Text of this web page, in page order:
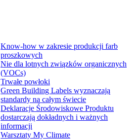
Know-how w zakresie produkcji farb
proszkowych
Nie dla lotnych związków organicznych
(VOCs)
Trwałe powłoki
Green Building Labels wyznaczają
standardy na całym świecie
Deklaracje Środowiskowe Produktu
dostarczają dokładnych i ważnych
informacji
Warsztaty My Climate